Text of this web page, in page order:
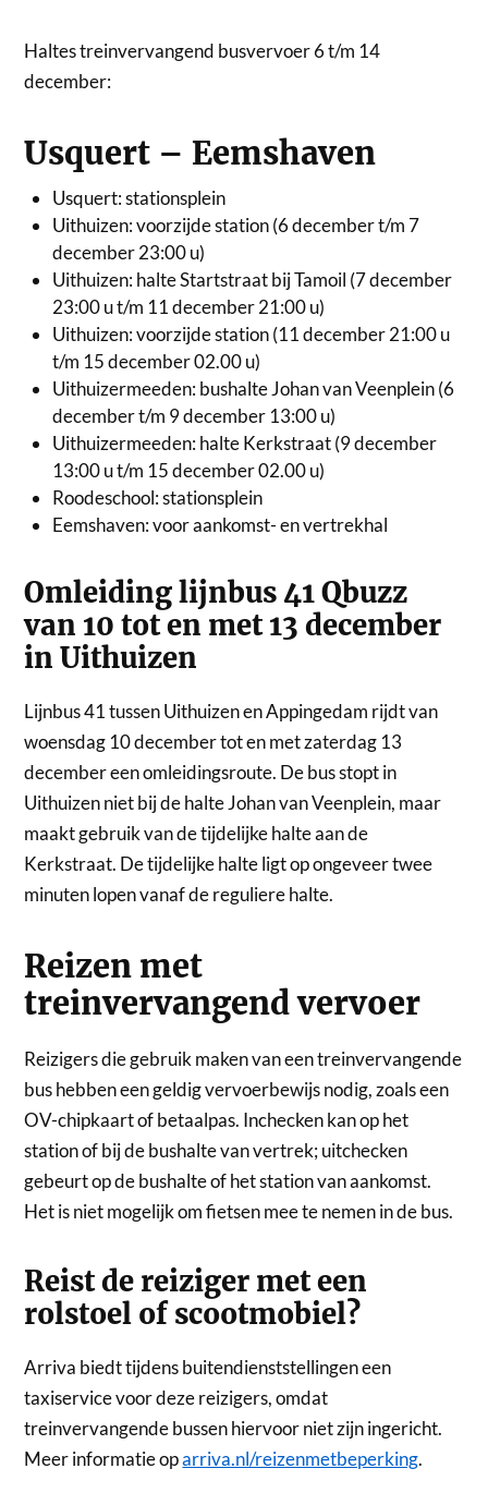
Haltes treinvervangend busvervoer 6 t/m 14
december:
Usquert – Eemshaven
Usquert: stationsplein
Uithuizen: voorzijde station (6 december t/m 7
december 23:00 u)
Uithuizen: halte Startstraat bij Tamoil (7 december
23:00 u t/m 11 december 21:00 u)
Uithuizen: voorzijde station (11 december 21:00 u
t/m 15 december 02.00 u)
Uithuizermeeden: bushalte Johan van Veenplein (6
december t/m 9 december 13:00 u)
Uithuizermeeden: halte Kerkstraat (9 december
13:00 u t/m 15 december 02.00 u)
Roodeschool: stationsplein
Eemshaven: voor aankomst- en vertrekhal
Omleiding lijnbus 41 Qbuzz
van 10 tot en met 13 december
in Uithuizen
Lijnbus 41 tussen Uithuizen en Appingedam rijdt van
woensdag 10 december tot en met zaterdag 13
december een omleidingsroute. De bus stopt in
Uithuizen niet bij de halte Johan van Veenplein, maar
maakt gebruik van de tijdelijke halte aan de
Kerkstraat. De tijdelijke halte ligt op ongeveer twee
minuten lopen vanaf de reguliere halte.
Reizen met
treinvervangend vervoer
Reizigers die gebruik maken van een treinvervangende
bus hebben een geldig vervoerbewijs nodig, zoals een
OV-chipkaart of betaalpas. Inchecken kan op het
station of bij de bushalte van vertrek; uitchecken
gebeurt op de bushalte of het station van aankomst.
Het is niet mogelijk om fietsen mee te nemen in de bus.
Reist de reiziger met een
rolstoel of scootmobiel?
Arriva biedt tijdens buitendienststellingen een
taxiservice voor deze reizigers, omdat
treinvervangende bussen hiervoor niet zijn ingericht.
Meer informatie oparriva.nl/reizenmetbeperking.